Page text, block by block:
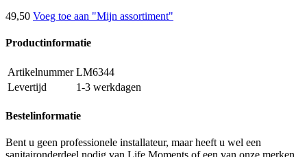
49,50 Voeg toe aan "Mijn assortiment"
Productinformatie
Artikelnummer LM6344
Levertijd
1-3 werkdagen
Bestelinformatie
Bent u geen professionele installateur, maar heeft u wel een